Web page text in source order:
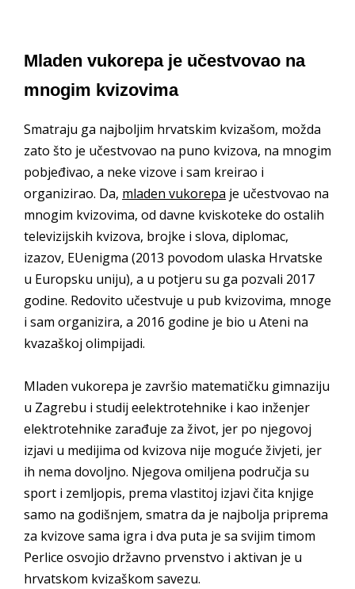
Mladen vukorepa je učestvovao na
mnogim kvizovima
Smatraju ga najboljim hrvatskim kvizašom, možda
zato što je učestvovao na puno kvizova, na mnogim
pobjeđivao, a neke vizove i sam kreirao i
organizirao. Da, mladen vukorepa je učestvovao na
mnogim kvizovima, od davne kviskoteke do ostalih
televizijskih kvizova, brojke i slova, diplomac,
izazov, EUenigma (2013 povodom ulaska Hrvatske
u Europsku uniju), a u potjeru su ga pozvali 2017
godine. Redovito učestvuje u pub kvizovima, mnoge
i sam organizira, a 2016 godine je bio u Ateni na
kvazaškoj olimpijadi.
Mladen vukorepa je završio matematičku gimnaziju
u Zagrebu i studij eelektrotehnike i kao inženjer
elektrotehnike zarađuje za život, jer po njegovoj
izjavi u medijima od kvizova nije moguće živjeti, jer
ih nema dovoljno. Njegova omiljena područja su
sport i zemljopis, prema vlastitoj izjavi čita knjige
samo na godišnjem, smatra da je najbolja priprema
za kvizove sama igra i dva puta je sa svijim timom
Perlice osvojio državno prvenstvo i aktivan je u
hrvatskom kvizaškom savezu.